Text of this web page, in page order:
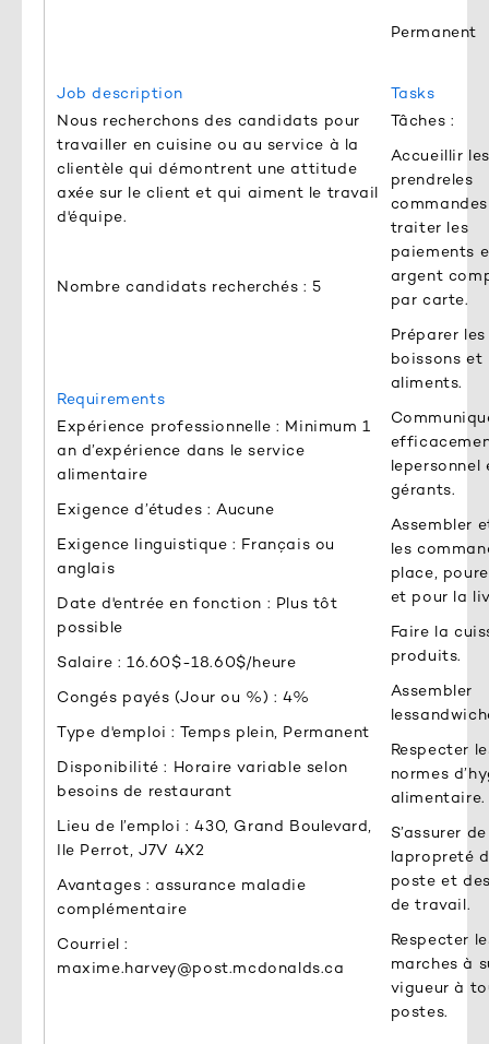
Permanent
Job description
Nous recherchons des candidats pour
travailler en cuisine ou au service à la
clientèle qui démontrent une attitude
axée sur le client et qui aiment le travail
d'équipe.
Nombre candidats recherchés : 5
Requirements
Expérience professionnelle : Minimum 1
an d’expérience dans le service
alimentaire
Exigence d’études : Aucune
Exigence linguistique : Français ou
anglais
Date d'entrée en fonction : Plus tôt
possible
Salaire : 16.60$-18.60$/heure
Congés payés (Jour ou %) : 4%
Type d'emploi : Temps plein, Permanent
Disponibilité : Horaire variable selon
besoins de restaurant
Lieu de l’emploi : 430, Grand Boulevard,
Ile Perrot, J7V 4X2
Avantages : assurance maladie
complémentaire
Courriel :
maxime.harvey@post.mcdonalds.ca
Tasks
Tâches :
Accueillir
prendreles
traiter les
paiements
argent
par carte.
Préparer les
boissons et
aliments.
lepersonnel
gérants.
Assembler
les
place,
et pour la
Faire la
produits.
Assembler
Respecter
normes
alimentaire.
S’assurer de
lapropreté
poste et
de travail.
Respecter
marches à
vigueur à
postes.